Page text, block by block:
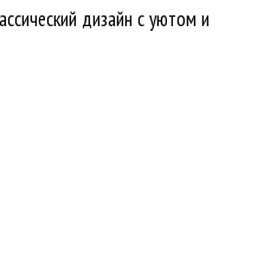
дизайн с уютом и